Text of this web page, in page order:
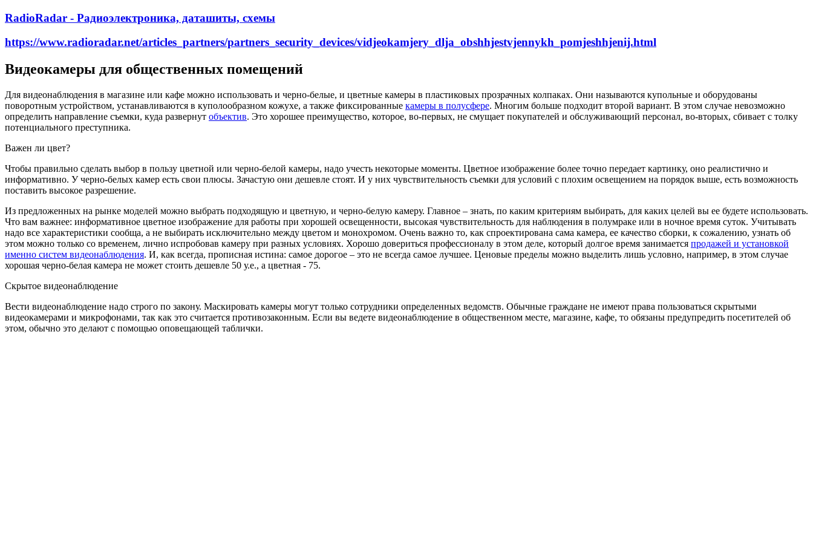
RadioRadar - Радиоэлектроника, даташиты, схемы
https://www.radioradar.net/articles_partners/partners_security_devices/vidjeokamjery_dlja_obshhjestvjennykh_pomjeshhjenij.html
Видеокамеры для общественных помещений
Для видеонаблюдения в магазине или кафе можно использовать и черно-белые, и цветные камеры в пластиковых прозрачных колпаках. Они называются купольные и оборудованы
поворотным устройством, устанавливаются в куполообразном кожухе, а также фиксированные камеры в полусфере. Многим больше подходит второй вариант. В этом случае невозможно
определить направление съемки, куда развернут объектив. Это хорошее преимущество, которое, во-первых, не смущает покупателей и обслуживающий персонал, во-вторых, сбивает с толку
потенциального преступника.
Важен ли цвет?
Чтобы правильно сделать выбор в пользу цветной или черно-белой камеры, надо учесть некоторые моменты. Цветное изображение более точно передает картинку, оно реалистично и
информативно. У черно-белых камер есть свои плюсы. Зачастую они дешевле стоят. И у них чувствительность съемки для условий с плохим освещением на порядок выше, есть возможность
поставить высокое разрешение.
Из предложенных на рынке моделей можно выбрать подходящую и цветную, и черно-белую камеру. Главное – знать, по каким критериям выбирать, для каких целей вы ее будете использовать.
Что вам важнее: информативное цветное изображение для работы при хорошей освещенности, высокая чувствительность для наблюдения в полумраке или в ночное время суток. Учитывать
надо все характеристики сообща, а не выбирать исключительно между цветом и монохромом. Очень важно то, как спроектирована сама камера, ее качество сборки, к сожалению, узнать об
этом можно только со временем, лично испробовав камеру при разных условиях. Хорошо довериться профессионалу в этом деле, который долгое время занимается продажей и установкой
именно систем видеонаблюдения. И, как всегда, прописная истина: самое дорогое – это не всегда самое лучшее. Ценовые пределы можно выделить лишь условно, например, в этом случае
хорошая черно-белая камера не может стоить дешевле 50 у.е., а цветная - 75.
Скрытое видеонаблюдение
Вести видеонаблюдение надо строго по закону. Маскировать камеры могут только сотрудники определенных ведомств. Обычные граждане не имеют права пользоваться скрытыми
видеокамерами и микрофонами, так как это считается противозаконным. Если вы ведете видеонаблюдение в общественном месте, магазине, кафе, то обязаны предупредить посетителей об
этом, обычно это делают с помощью оповещающей таблички.